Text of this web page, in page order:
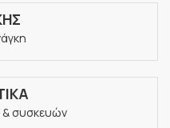
συσκευών